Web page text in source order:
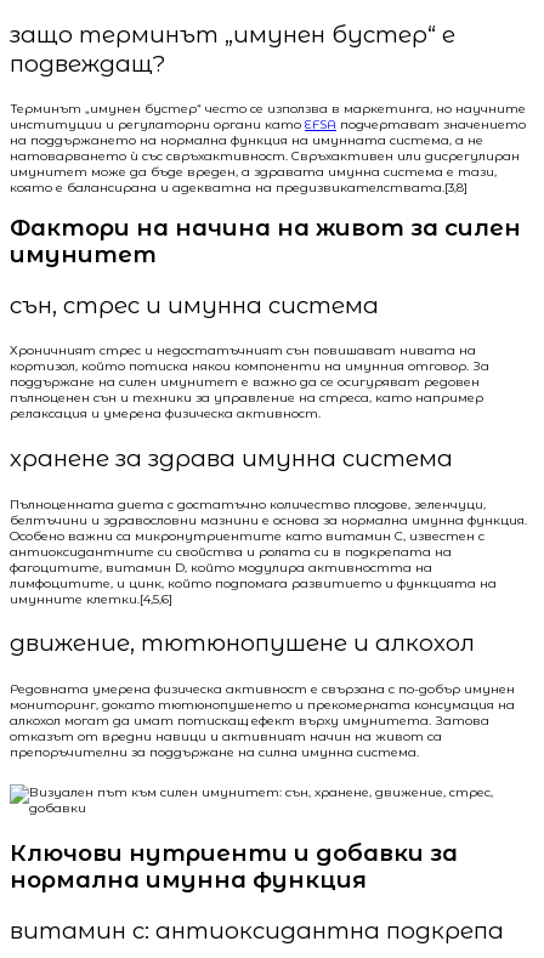
защо терминът „имунен бустер“ е
подвеждащ?
Терминът „имунен бустер“ често се използва в маркетинга, но научните
институции и регулаторни органи като EFSA подчертават значението
на поддържането на нормална функция на имунната система, а не
натоварването ѝ със свръхактивност. Свръхактивен или дисрегулиран
имунитет може да бъде вреден, а здравата имунна система е тази,
която е балансирана и адекватна на предизвикателствата.[3,8]
Фактори на начина на живот за силен
имунитет
сън, стрес и имунна система
Хроничният стрес и недостатъчният сън повишават нивата на
кортизол, който потиска някои компоненти на имунния отговор. За
поддържане на силен имунитет е важно да се осигуряват редовен
пълноценен сън и техники за управление на стреса, като например
релаксация и умерена физическа активност.
хранене за здрава имунна система
Пълноценната диета с достатъчно количество плодове, зеленчуци,
белтъчини и здравословни мазнини е основа за нормална имунна функция.
Особено важни са микронутриентите като витамин C, известен с
антиоксидантните си свойства и ролята си в подкрепата на
фагоцитите, витамин D, който модулира активността на
лимфоцитите, и цинк, който подпомага развитието и функцията на
имунните клетки.[4,5,6]
движение, тютюнопушене и алкохол
Редовната умерена физическа активност е свързана с по-добър имунен
мониторинг, докато тютюнопушенето и прекомерната консумация на
алкохол могат да имат потискащ ефект върху имунитета. Затова
отказът от вредни навици и активният начин на живот са
препоръчителни за поддържане на силна имунна система.
Ключови нутриенти и добавки за
нормална имунна функция
витамин c: антиоксидантна подкрепа